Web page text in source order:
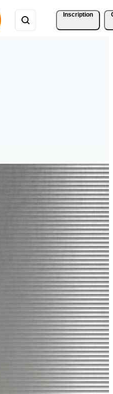
Inscription